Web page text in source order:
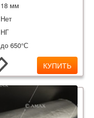
18 мм
Нет
НГ
до 650°С
КУПИТЬ